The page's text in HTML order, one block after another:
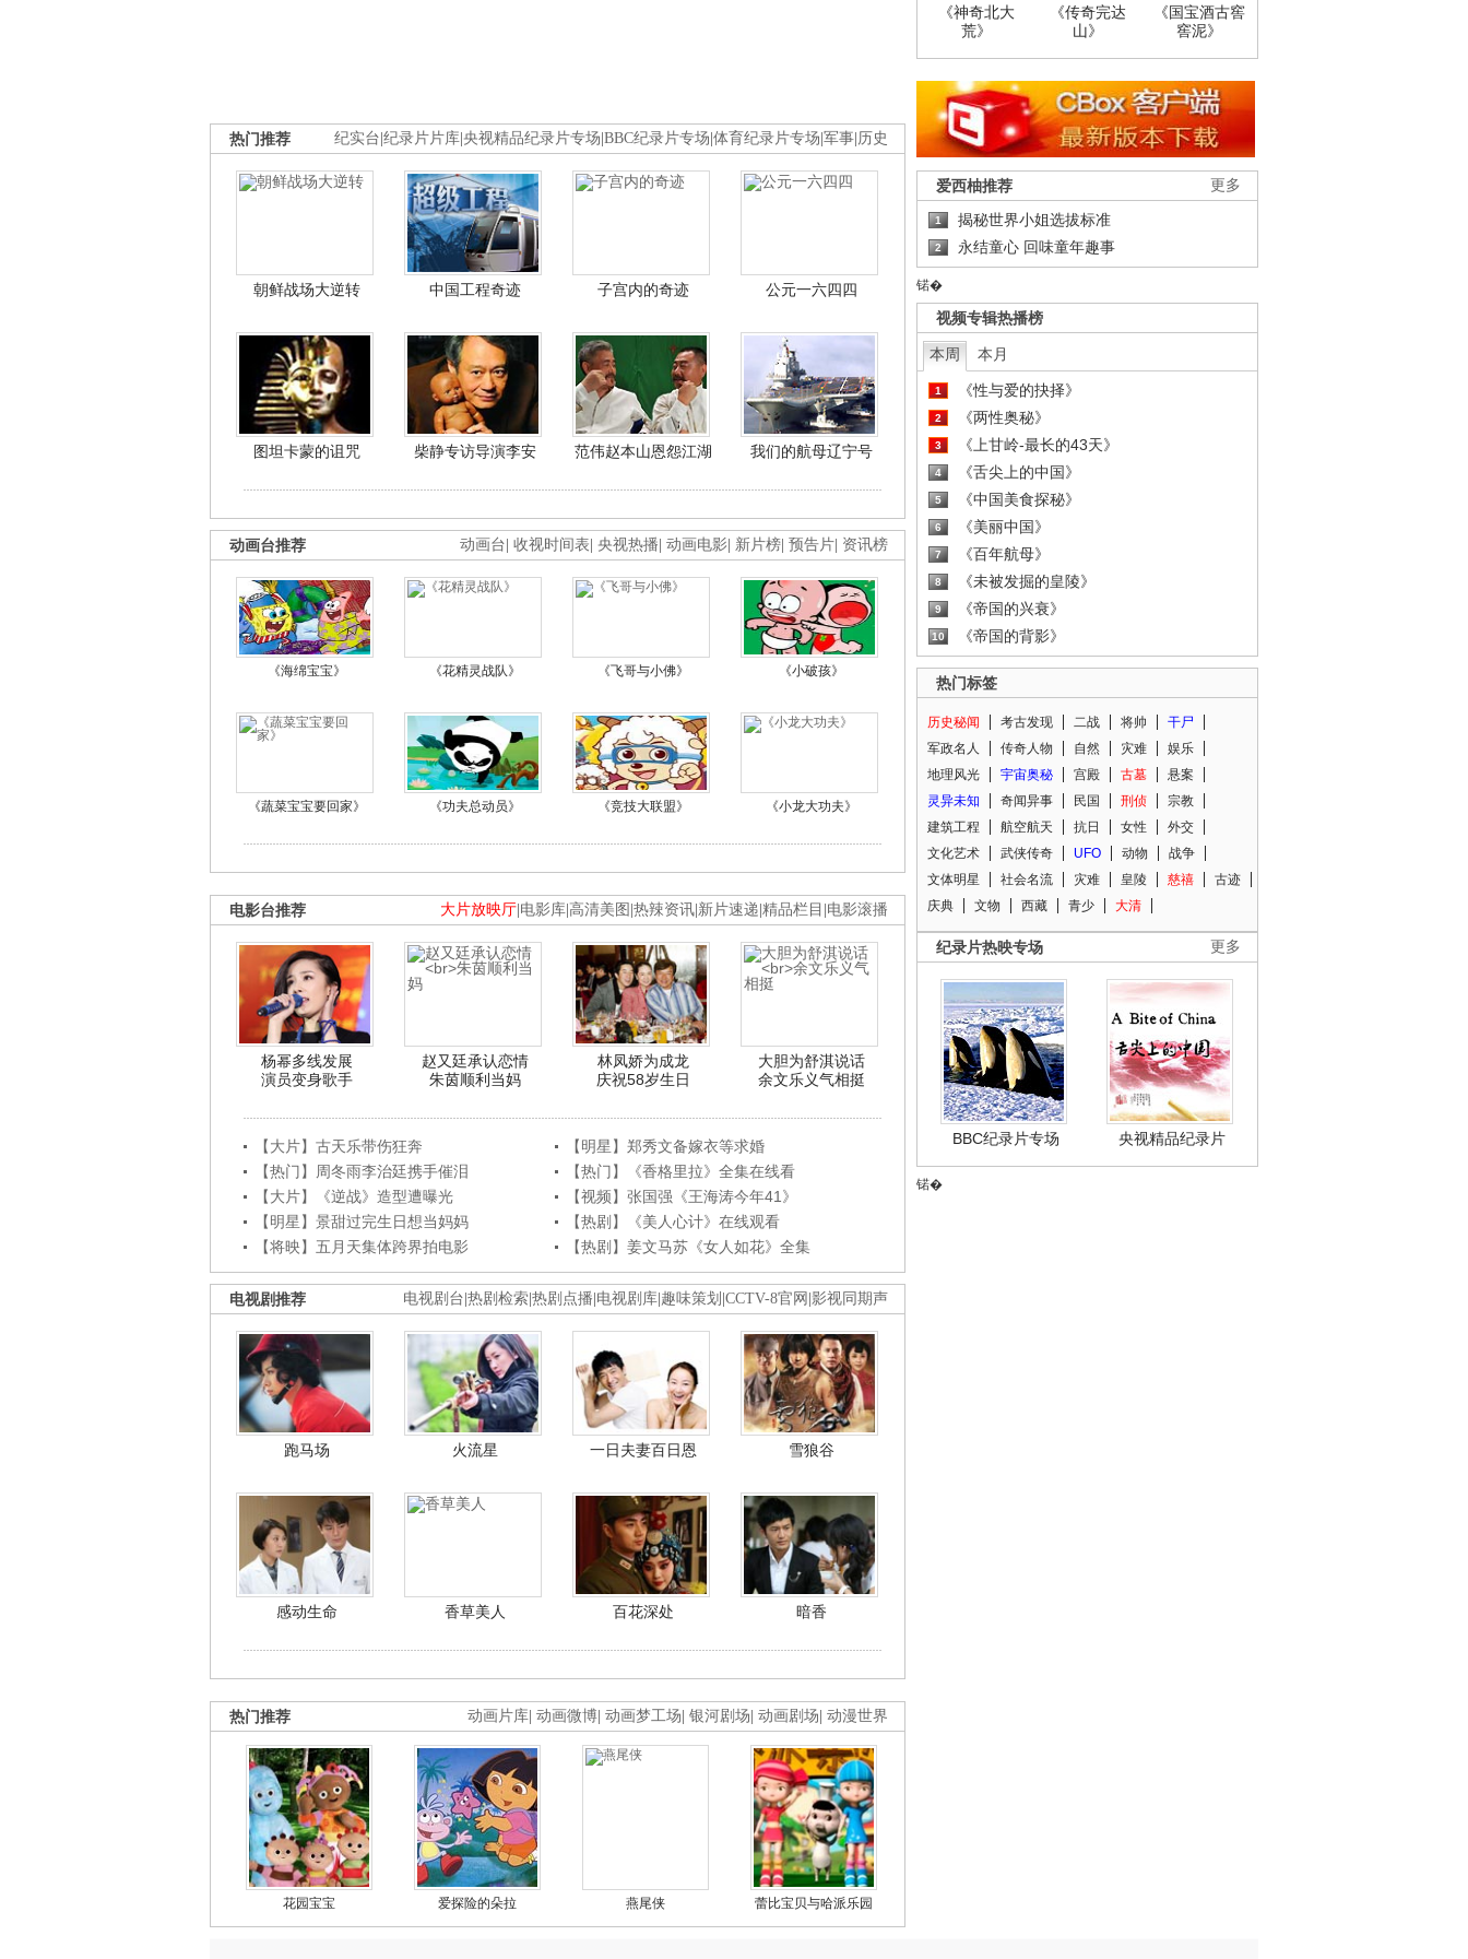
纪实台 纪录片片库 央视精品纪录片专场 BBC纪录片专场 体育纪录片专场 军事 历史
热门推荐
朝鲜战场大逆转 中国工程奇迹 子宫内的奇迹 公元一六四四
图坦卡蒙的诅咒 柴静专访导演李安 范伟赵本山恩怨江湖 我们的航母辽宁号
动画台 收视时间表 央视热播 动画电影 新片榜 预告片 资讯榜
动画台推荐
《海绵宝宝》 《花精灵战队》 《飞哥与小佛》 《小破孩》
《蔬菜宝宝要回家》 《功夫总动员》 《竞技大联盟》 《小龙大功夫》
大片放映厅 电影库 高清美图 热辣资讯 新片速递 精品栏目 电影滚播
电影台推荐
杨幂多线发展
演员变身歌手
赵又廷承认恋情
朱茵顺利当妈
林凤娇为成龙
庆祝58岁生日
大胆为舒淇说话
余文乐义气相挺
【大片】古天乐带伤狂奔
【明星】郑秀文备嫁衣等求婚
【热门】周冬雨李治廷携手催泪
【热门】《香格里拉》全集在线看
【大片】《逆战》造型遭曝光
【视频】张国强《王海涛今年41》
【明星】景甜过完生日想当妈妈
【热剧】《美人心计》在线观看
【将映】五月天集体跨界拍电影
【热剧】姜文马苏《女人如花》全集
电视剧台 热剧检索 热剧点播 电视剧库 趣味策划 CCTV-8官网 影视同期声
电视剧推荐
跑马场 火流星 一日夫妻百日恩 雪狼谷
感动生命 香草美人 百花深处 暗香
动画片库 动画微博 动画梦工场 银河剧场 动画剧场 动漫世界
热门推荐
花园宝宝 爱探险的朵拉 燕尾侠 蕾比宝贝与哈派乐园
《神奇北大
荒》
《传奇完达
山》
《国宝酒古窖
窖泥》
更多
爱西柚推荐
1 揭秘世界小姐选拔标准
2 永结童心 回味童年趣事
锘�
视频专辑热播榜
本周 本月
1 《性与爱的抉择》
2 《两性奥秘》
3 《上甘岭-最长的43天》
4 《舌尖上的中国》
5 《中国美食探秘》
6 《美丽中国》
7 《百年航母》
8 《未被发掘的皇陵》
9 《帝国的兴衰》
10 《帝国的背影》
热门标签
历史秘闻 考古发现 二战 将帅
干尸
军政名人
传奇人物 自然 灾难
娱乐
地理风光
宇宙奥秘 宫殿 古墓
悬案
灵异未知
奇闻异事 民国 刑侦
宗教
建筑工程
航空航天 抗日 女性
外交
文化艺术
武侠传奇 UFO 动物
战争
文体明星
社会名流 灾难 皇陵 慈禧
古迹
庆典
文物 西藏 青少 大清
更多
纪录片热映专场
BBC纪录片专场 央视精品纪录片
锘�